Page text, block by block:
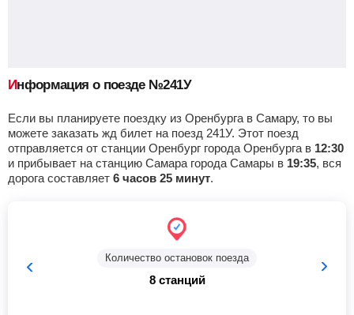
Информация о поезде №241У
Если вы планируете поездку из Оренбурга в Самару, то вы
можете заказать жд билет на поезд 241У. Этот поезд
отправляется от станции Оренбург города Оренбурга в 12:30
и прибывает на станцию Самара города Самары в 19:35, вся
дорога составляет 6 часов 25 минут.
Количество остановок поезда
8 станций